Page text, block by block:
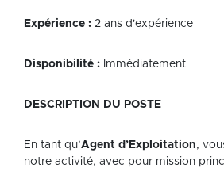
Expérience : 2 ans d'expérience
Disponibilité : Immédiatement
DESCRIPTION DU POSTE
En tant qu’Agent d’Exploitation,
notre activité, avec pour mission